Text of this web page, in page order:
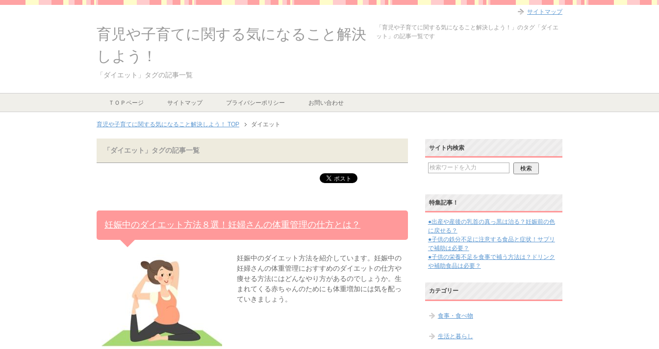
育児や子育てに関する気になること解決
しよう！
「ダイエット」タグの記事一覧
「育児や子育てに関する気になること解決しよう！」のタグ「ダイエ
ット」の記事一覧です
ＴＯＰページ サイトマップ プライバシーポリシー お問い合わせ
育児や子育てに関する気になること解決しよう！ TOP ダイエット
「ダイエット」タグの記事一覧
妊娠中のダイエット方法８選！妊婦さんの体重管理の仕方とは？
妊娠中のダイエット方法を紹介しています。妊娠中の
妊婦さんの体重管理におすすめのダイエットの仕方や
痩せる方法にはどんなやり方があるのでしょうか。生
まれてくる赤ちゃんのためにも体重増加には気を配っ
ていきましょう。
サイト内検索
特集記事！
●出産や産後の乳首の真っ黒は治る？妊娠前の色
に戻せる？
●子供の鉄分不足に注意する食品と症状！サプリ
で補助は必要？
●子供の栄養不足を食事で補う方法は？ドリンク
や補助食品は必要？
カテゴリー
食事・食べ物
生活と暮らし
サイトマップ